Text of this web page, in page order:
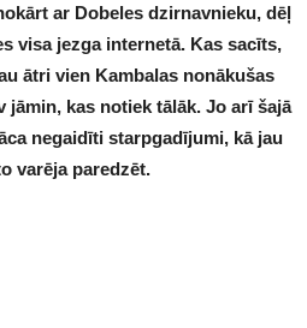
ar Dobeles dzirnavnieku, dēļ
visa jezga internetā. Kas sacīts,
ātri vien Kambalas nonākušas
jāmin, kas notiek tālāk. Jo arī šajā
negaidīti starpgadījumi, kā jau
varēja paredzēt.